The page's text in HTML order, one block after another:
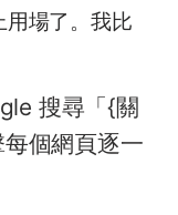
場了。我比
搜尋「{關
個網頁逐一